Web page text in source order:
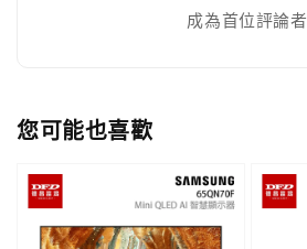
成為首位評論者
您可能也喜歡